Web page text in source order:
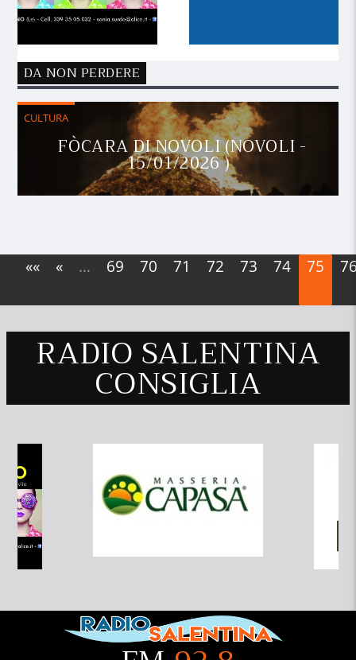
DA NON PERDERE
CULTURA
FÒCARA DI NOVOLI (NOVOLI -
15/01/2026 )
«« « … 69 70 71 72 73 74 75
RADIO SALENTINA
CONSIGLIA